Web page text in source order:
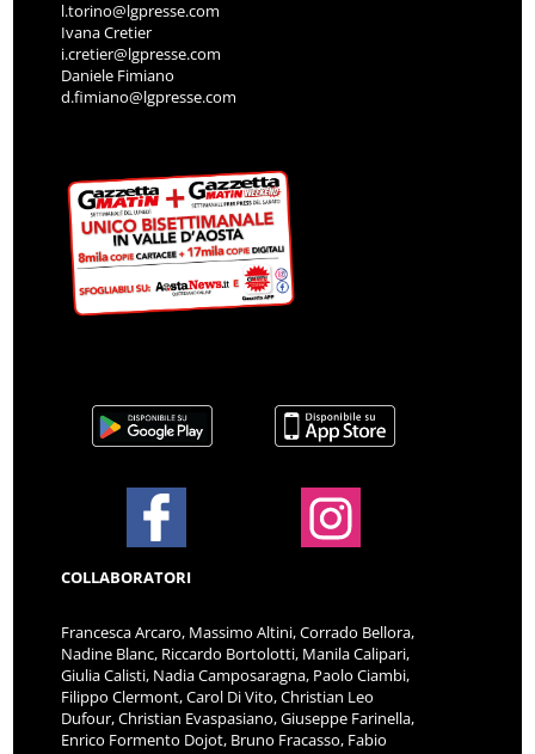
l.torino@lgpresse.com
Ivana Cretier
i.cretier@lgpresse.com
Daniele Fimiano
d.fimiano@lgpresse.com
COLLABORATORI
Francesca Arcaro, Massimo Altini, Corrado Bellora,
Nadine Blanc, Riccardo Bortolotti, Manila Calipari,
Giulia Calisti, Nadia Camposaragna, Paolo Ciambi,
Filippo Clermont, Carol Di Vito, Christian Leo
Dufour, Christian Evaspasiano, Giuseppe Farinella,
Enrico Formento Dojot, Bruno Fracasso, Fabio